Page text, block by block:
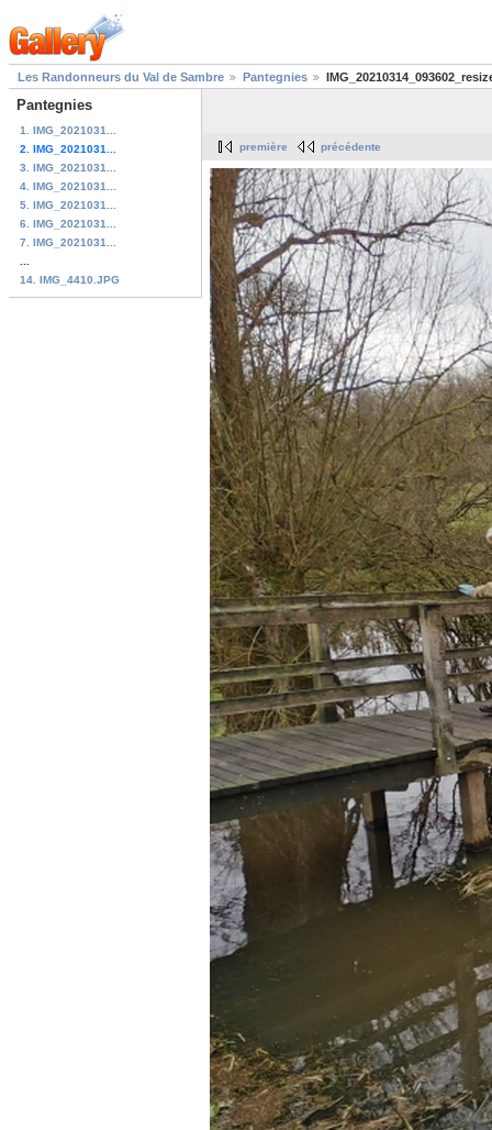
Les Randonneurs du Val de Sambre Pantegnies
Pantegnies
1. IMG_2021031...
2. IMG_2021031...
3. IMG_2021031...
4. IMG_2021031...
5. IMG_2021031...
6. IMG_2021031...
7. IMG_2021031...
14. IMG_4410.JPG
première précédente